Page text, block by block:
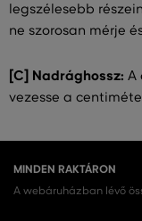
legszélesebb
ne szorosan mérje
[C] Nadrághossz: A
vezesse a
MINDEN RAKTÁRON
A webáruházban lévő